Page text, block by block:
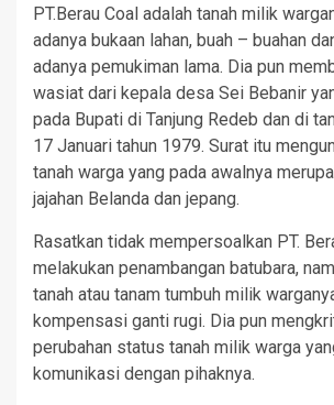
PT.Berau Coal adalah tanah milik
adanya bukaan lahan, buah – buahan
adanya pemukiman lama. Dia pun
wasiat dari kepala desa Sei Bebanir
pada Bupati di Tanjung Redeb dan di
17 Januari tahun 1979. Surat itu
tanah warga yang pada awalnya
jajahan Belanda dan jepang.
Rasatkan tidak mempersoalkan PT.
melakukan penambangan batubara,
tanah atau tanam tumbuh milik
kompensasi ganti rugi. Dia pun
perubahan status tanah milik warga
komunikasi dengan pihaknya.